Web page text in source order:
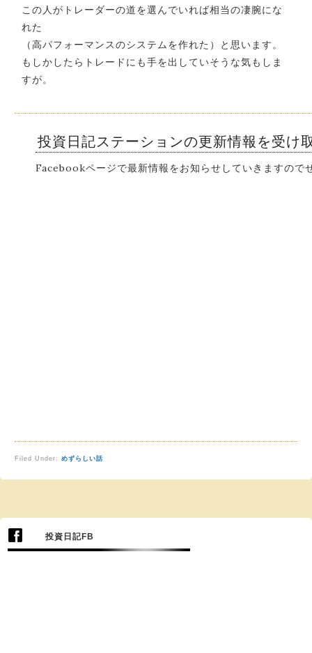
この人がトレーダーの道を選んでいれば相当の凄腕にな
れた
（高パフォーマンスのシステムを作れた）と思います。
もしかしたらトレードにも手を出していそうな気もしま
すが。
投資日記ステーションの更新情報を受け
Facebookページで最新情報をお知らせしていきますので
Filed Under: めずらしい話
投資日記FB